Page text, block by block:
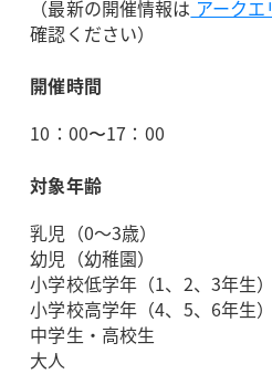
（最新の開催情報は アーク
確認ください）
開催時間
10：00〜17：00
対象年齢
乳児（0～3歳）
幼児（幼稚園）
小学校低学年（1、2、3年生）
小学校高学年（4、5、6年生）
中学生・高校生
大人